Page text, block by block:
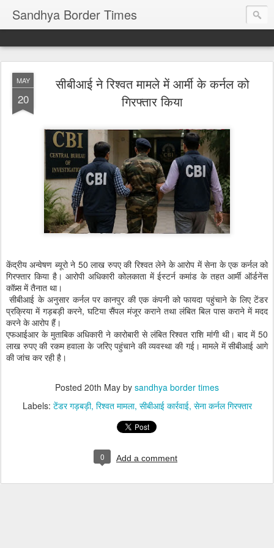
Sandhya Border Times
MAY
20
सीबीआई ने रिश्वत मामले में आर्मी के कर्नल को
गिरफ्तार किया
केंद्रीय अन्वेषण ब्यूरो ने 50 लाख रुपए की रिश्वत लेने के आरोप में सेना के एक कर्नल को
गिरफ्तार किया है। आरोपी अधिकारी कोलकाता में ईस्टर्न कमांड के तहत आर्मी ऑर्डनेंस
कॉप्र्स में तैनात था।
सीबीआई के अनुसार कर्नल पर कानपुर की एक कंपनी को फायदा पहुंचाने के लिए टेंडर
प्रक्रिया में गड़बड़ी करने, घटिया सैंपल मंजूर कराने तथा लंबित बिल पास कराने में मदद
करने के आरोप हैं।
एफआईआर के मुताबिक अधिकारी ने कारोबारी से लंबित रिश्वत राशि मांगी थी। बाद में 50
लाख रुपए की रकम हवाला के जरिए पहुंचाने की व्यवस्था की गई। मामले में सीबीआई आगे
की जांच कर रही है।
Posted 20th May by sandhya border times
Labels: टेंडर गड़बड़ी रिश्वत मामला सीबीआई कार्रवाई सेना कर्नल गिरफ्तार
0 Add a comment